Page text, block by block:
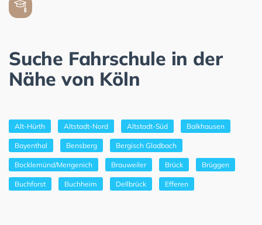
Suche Fahrschule in der
Nähe von Köln
Alt-Hürth Altstadt-Nord Altstadt-Süd Balkhausen
Bayenthal Bensberg Bergisch Gladbach
Bocklemünd/Mengenich Brauweiler Brück Brüggen
Buchforst Buchheim Dellbrück Efferen